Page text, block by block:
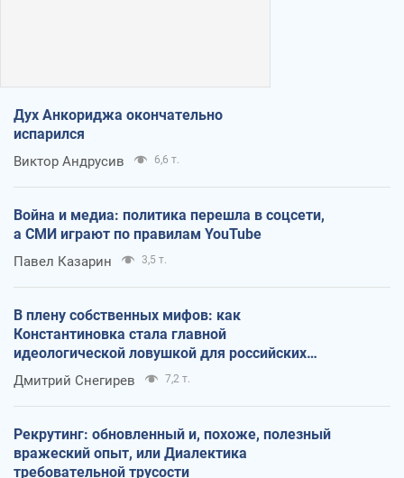
Дух Анкориджа окончательно
испарился
Виктор Андрусив 6,6 т.
Война и медиа: политика перешла в соцсети,
а СМИ играют по правилам YouTube
Павел Казарин 3,5 т.
В плену собственных мифов: как
Константиновка стала главной
идеологической ловушкой для российских
оккупантов
Дмитрий Снегирев 7,2 т.
Рекрутинг: обновленный и, похоже, полезный
вражеский опыт, или Диалектика
требовательной трусости